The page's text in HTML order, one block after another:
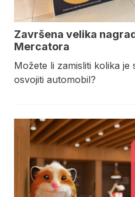
Završena velika
Mercatora
Možete li zamisliti kolika je
osvojiti automobil?